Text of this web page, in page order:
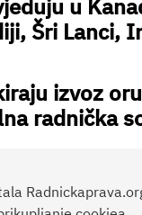
u
Šri Lanci,
izvoz
radnička